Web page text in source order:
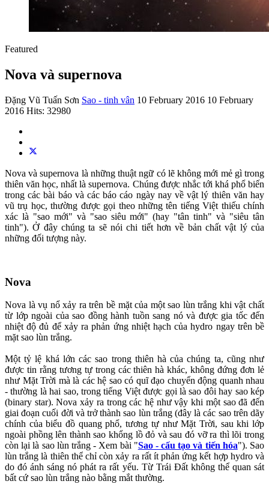
Featured
Nova và supernova
Đặng Vũ Tuấn Sơn Sao - tinh vân 10 February 2016 10 February
2016 Hits: 32980
Nova và supernova là những thuật ngữ có lẽ không mới mẻ gì trong
thiên văn học, nhất là supernova. Chúng được nhắc tới khá phổ biến
trong các bài báo và các báo cáo ngày nay về vật lý thiên văn hay
vũ trụ học, thường được gọi theo những tên tiếng Việt thiếu chính
xác là "sao mới" và "sao siêu mới" (hay "tân tinh" và "siêu tân
tinh"). Ở đây chúng ta sẽ nói chi tiết hơn về bản chất vật lý của
những đối tượng này.
Nova
Nova là vụ nổ xảy ra trên bề mặt của một sao lùn trắng khi vật chất
từ lớp ngoài của sao đồng hành tuồn sang nó và được gia tốc đến
nhiệt độ đủ để xảy ra phản ứng nhiệt hạch của hydro ngay trên bề
mặt sao lùn trắng.
Một tỷ lệ khá lớn các sao trong thiên hà của chúng ta, cũng như
được tin rằng tương tự trong các thiên hà khác, không đứng đơn lẻ
như Mặt Trời mà là các hệ sao có quĩ đạo chuyển động quanh nhau
- thường là hai sao, trong tiếng Việt được gọi là sao đôi hay sao kép
(binary star). Nova xảy ra trong các hệ như vậy khi một sao đã đến
giai đoạn cuối đời và trở thành sao lùn trắng (đây là các sao trên dãy
chính của biểu đồ quang phổ, tương tự như Mặt Trời, sau khi lớp
ngoài phồng lên thành sao khổng lồ đỏ và sau đó vỡ ra thì lõi trong
còn lại là sao lùn trắng - Xem bài "Sao - cấu tạo và tiến hóa"). Sao
lùn trắng là thiên thể chỉ còn xảy ra rất ít phản ứng kết hợp hydro và
do đó ánh sáng nó phát ra rất yếu. Từ Trái Đất không thể quan sát
bất cứ sao lùn trắng nào bằng mắt thường.